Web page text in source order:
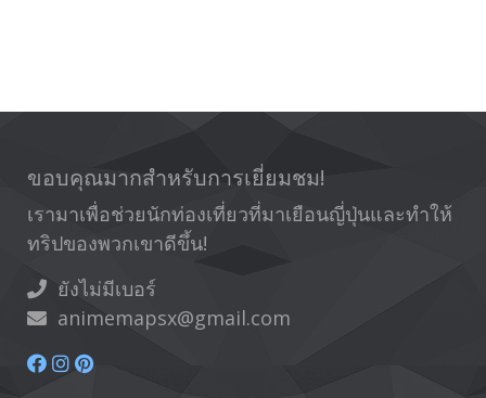
ขอบคุณมากสำหรับการเยี่ยมชม!
เรามาเพื่อช่วยนักท่องเที่ยวที่มาเยือนญี่ปุ่นและทำให้
ทริปของพวกเขาดีขึ้น!
ยังไม่มีเบอร์
animemapsx@gmail.com